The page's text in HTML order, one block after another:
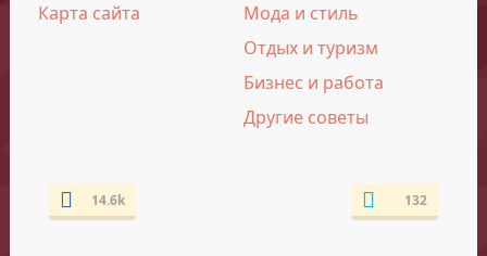
Карта сайта
Мода и стиль
Отдых и туризм
Бизнес и работа
Другие советы
14.6k 132